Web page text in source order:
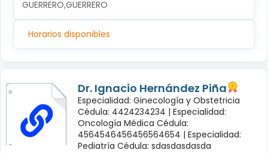
GUERRERO,GUERRERO
Horarios disponibles
Dr. Ignacio Hernández Piña
Especialidad: Ginecología y Obstetricia
Cédula: 4424234234 | Especialidad:
Oncología Médica Cédula:
4564546456456564654 | Especialidad:
Pediatría Cédula: sdasdasdasda